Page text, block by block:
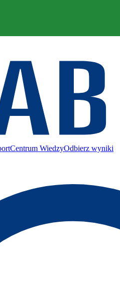
Centrum WiedzyOdbierz wyniki